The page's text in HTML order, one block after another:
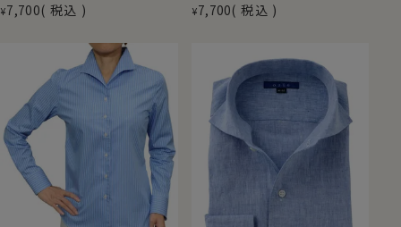
¥7,700 税込 ¥7,700 税込